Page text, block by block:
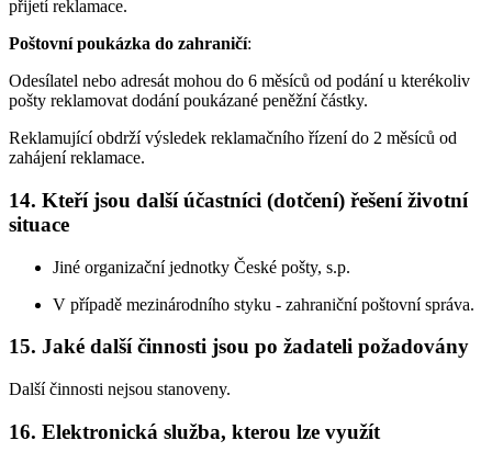
přijetí reklamace.
Poštovní poukázka do zahraničí:
Odesílatel nebo adresát mohou do 6 měsíců od podání u kterékoliv
pošty reklamovat dodání poukázané peněžní částky.
Reklamující obdrží výsledek reklamačního řízení do 2 měsíců od
zahájení reklamace.
14. Kteří jsou další účastníci (dotčení) řešení životní
situace
Jiné organizační jednotky České pošty, s.p.
V případě mezinárodního styku - zahraniční poštovní správa.
15. Jaké další činnosti jsou po žadateli požadovány
Další činnosti nejsou stanoveny.
16. Elektronická služba, kterou lze využít